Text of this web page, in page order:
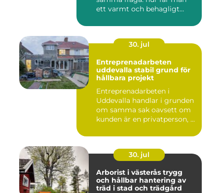
ett varmt och behagligt
30. jul
Entreprenadarbeten
uddevalla stabil grund för
hållbara projekt
Entreprenadarbeten i
Uddevalla handlar i grunden
om samma sak oavsett om
kunden är en privatperson, ...
30. jul
Arborist i västerås trygg
och hållbar hantering av
träd i stad och trädgård